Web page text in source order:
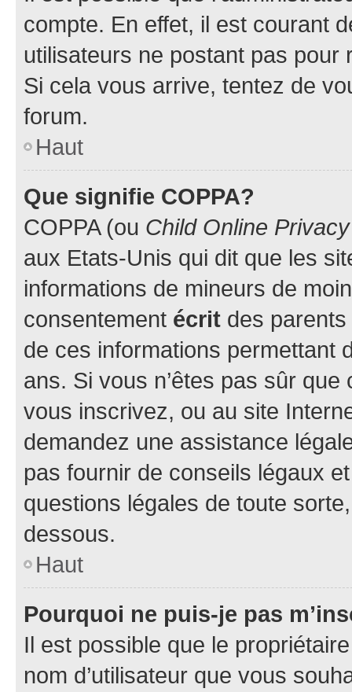
compte. En effet, il est courant
utilisateurs ne postant pas pour
Si cela vous arrive, tentez de
forum.
Haut
Que signifie COPPA?
COPPA (ou Child Online
aux Etats-Unis qui dit que les
informations de mineurs de
consentement écrit des parents
de ces informations permettant
ans. Si vous n’êtes pas sûr
vous inscrivez, ou au site
demandez une assistance
pas fournir de conseils légaux
questions légales de toute
dessous.
Haut
Pourquoi ne puis-je pas
Il est possible que le
nom d’utilisateur que vous